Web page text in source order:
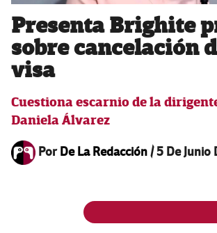
Presenta Brighite
sobre cancelación
visa
Cuestiona escarnio de la
Daniela Álvarez
PorDe La Redacción/5 De Junio